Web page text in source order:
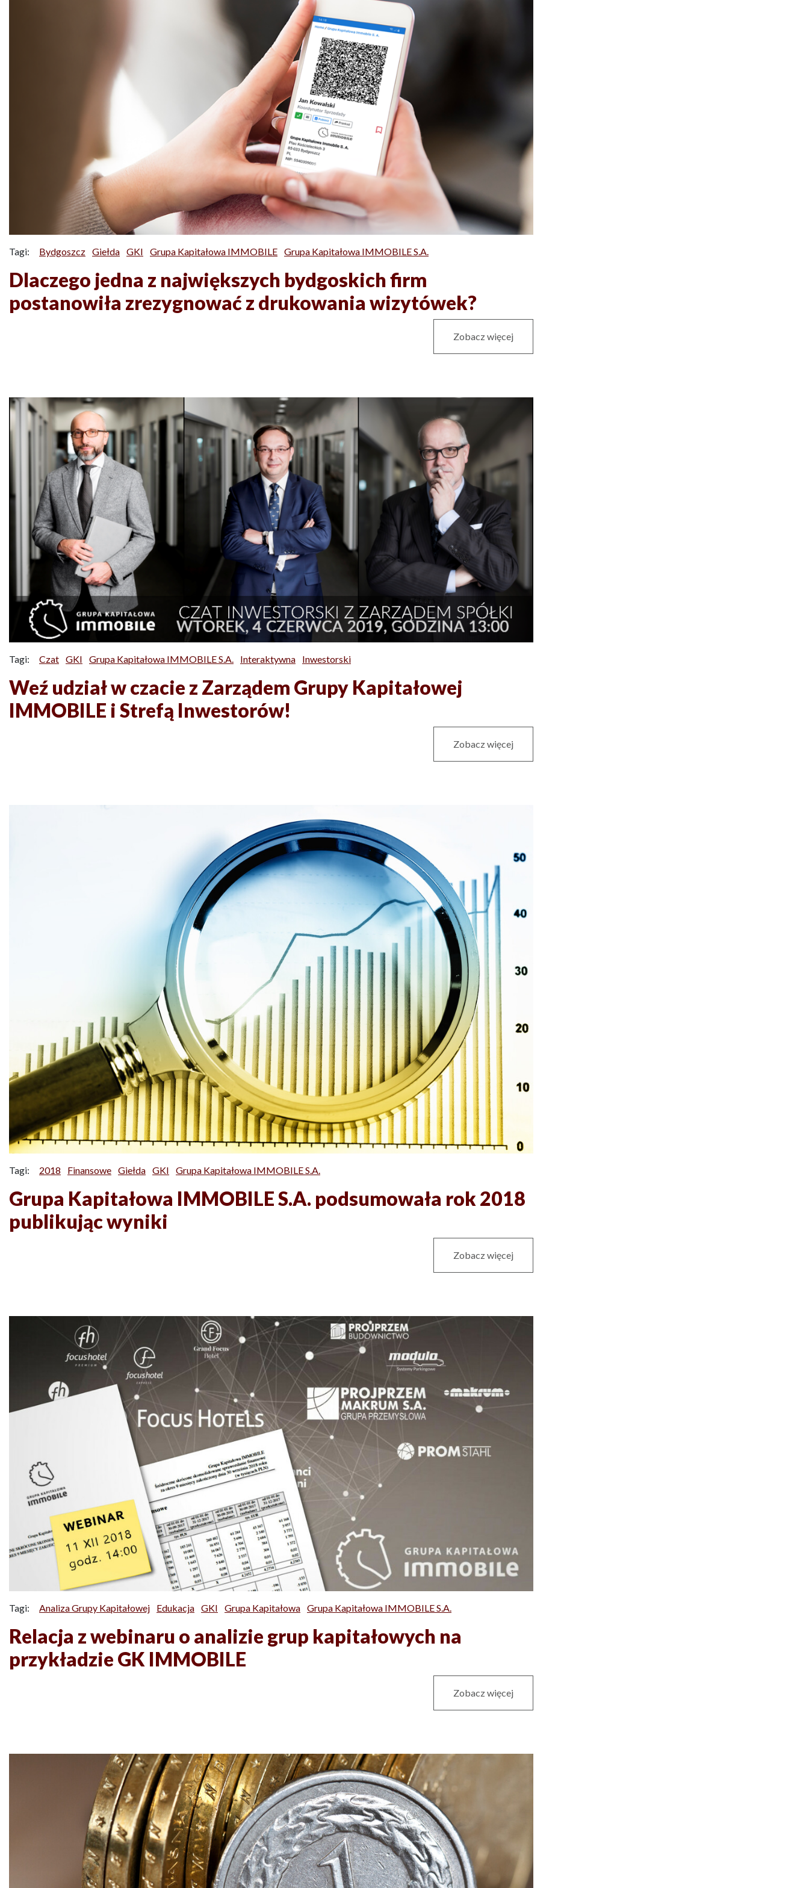
Tagi: Bydgoszcz Giełda GKI Grupa Kapitałowa IMMOBILE Grupa Kapitałowa IMMOBILE S.A.
Dlaczego jedna z największych bydgoskich firm
postanowiła zrezygnować z drukowania wizytówek?
Zobacz więcej
Tagi: Czat GKI Grupa Kapitałowa IMMOBILE S.A. Interaktywna Inwestorski
Weź udział w czacie z Zarządem Grupy Kapitałowej
IMMOBILE i Strefą Inwestorów!
Zobacz więcej
Tagi: 2018 Finansowe Giełda GKI Grupa Kapitałowa IMMOBILE S.A.
Grupa Kapitałowa IMMOBILE S.A. podsumowała rok 2018
publikując wyniki
Zobacz więcej
Tagi: Analiza Grupy Kapitałowej Edukacja GKI Grupa Kapitałowa Grupa Kapitałowa IMMOBILE S.A.
Relacja z webinaru o analizie grup kapitałowych na
przykładzie GK IMMOBILE
Zobacz więcej